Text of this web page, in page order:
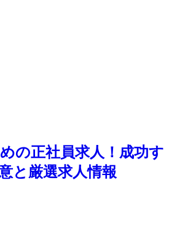
の正社員求人！成功す
と厳選求人情報